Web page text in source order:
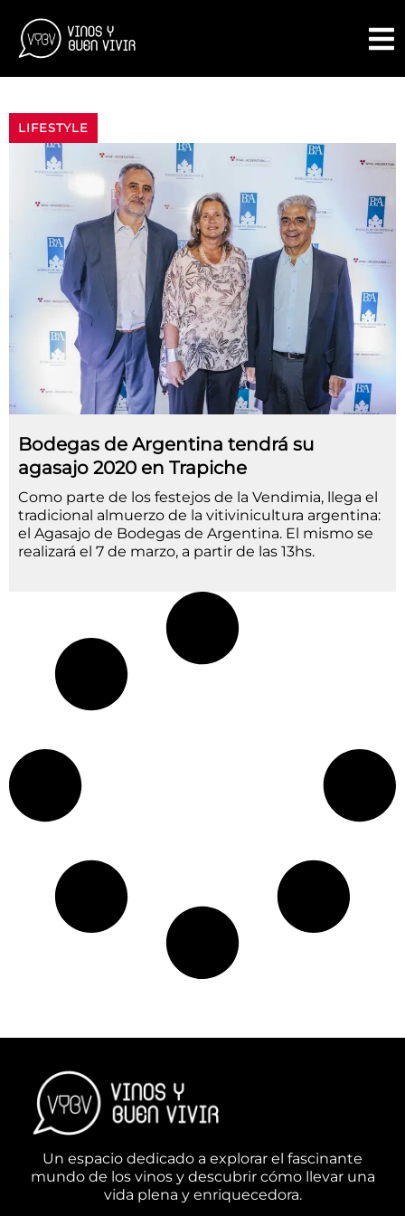
LIFESTYLE
Bodegas de Argentina tendrá su
agasajo 2020 en Trapiche
Como parte de los festejos de la Vendimia, llega el
tradicional almuerzo de la vitivinicultura argentina:
el Agasajo de Bodegas de Argentina. El mismo se
realizará el 7 de marzo, a partir de las 13hs.
Un espacio dedicado a explorar el fascinante
mundo de los vinos y descubrir cómo llevar una
vida plena y enriquecedora.